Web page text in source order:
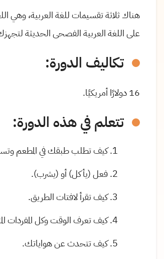
هناك ثلاثة تقسيمات للغة العربية، وهي
على اللغة العربية الفصحى الحديثة
تكاليف الدورة:
16 دولارًا أمريكيًا.
تتعلم في هذه الدورة:
كيف تطلب طبقك في المطعم
فعل (يأكل) أو (يشرب).
كيف تقرأ لافتات الطريق.
كيف تعرف الوقت وكل المفردات
كيف تتحدث عن هواياتك.